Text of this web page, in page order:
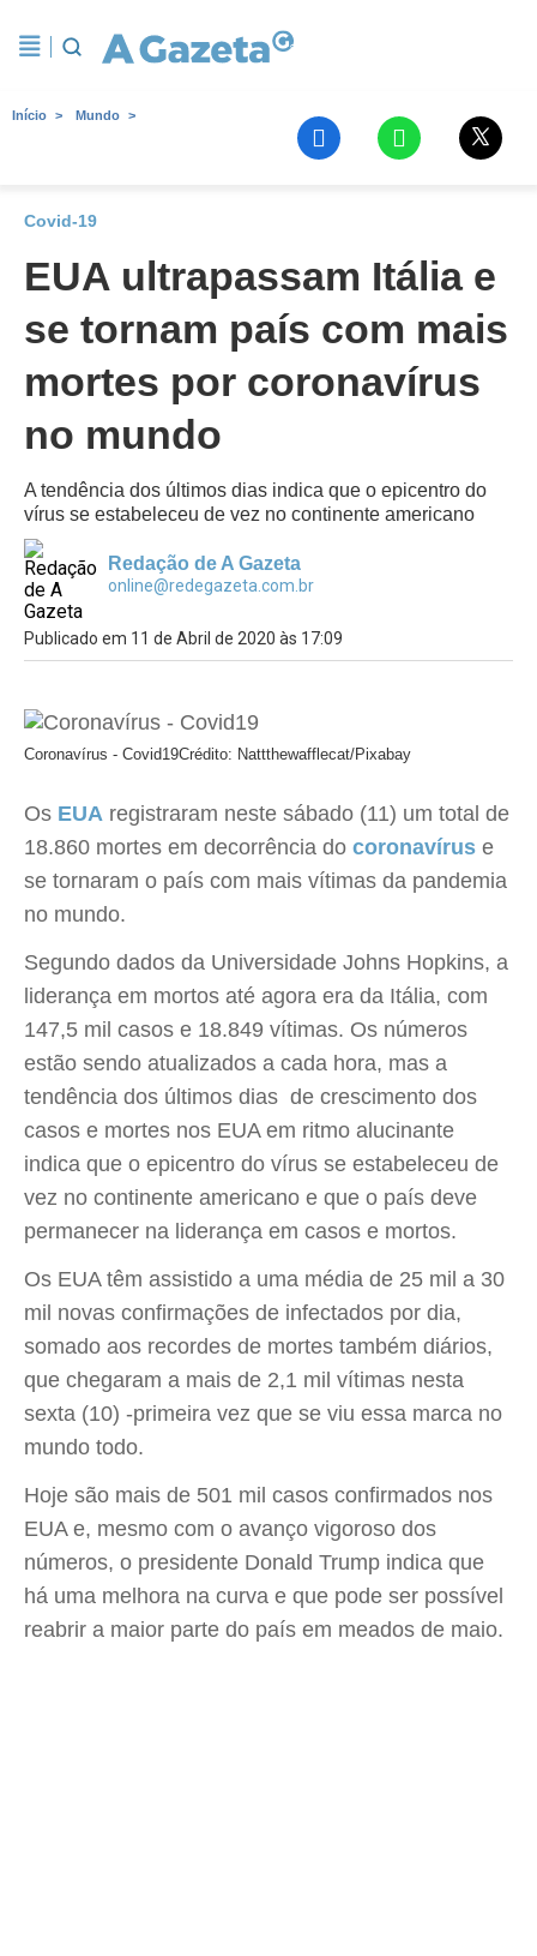
Início Mundo
Covid-19
EUA ultrapassam Itália e
se tornam país com mais
mortes por coronavírus
no mundo
A tendência dos últimos dias indica que o epicentro do
vírus se estabeleceu de vez no continente americano
Redação de A Gazeta
online@redegazeta.com.br
Publicado em 11 de Abril de 2020 às 17:09
Coronavírus - Covid19Crédito: Nattthewafflecat/Pixabay
Os EUA registraram neste sábado (11) um total de
18.860 mortes em decorrência do coronavírus e
se tornaram o país com mais vítimas da pandemia
no mundo.
Segundo dados da Universidade Johns Hopkins, a
liderança em mortos até agora era da Itália, com
147,5 mil casos e 18.849 vítimas. Os números
estão sendo atualizados a cada hora, mas a
tendência dos últimos dias  de crescimento dos
casos e mortes nos EUA em ritmo alucinante 
indica que o epicentro do vírus se estabeleceu de
vez no continente americano e que o país deve
permanecer na liderança em casos e mortos.
Os EUA têm assistido a uma média de 25 mil a 30
mil novas confirmações de infectados por dia,
somado aos recordes de mortes também diários,
que chegaram a mais de 2,1 mil vítimas nesta
sexta (10) -primeira vez que se viu essa marca no
mundo todo.
Hoje são mais de 501 mil casos confirmados nos
EUA e, mesmo com o avanço vigoroso dos
números, o presidente Donald Trump indica que
há uma melhora na curva e que pode ser possível
reabrir a maior parte do país em meados de maio.